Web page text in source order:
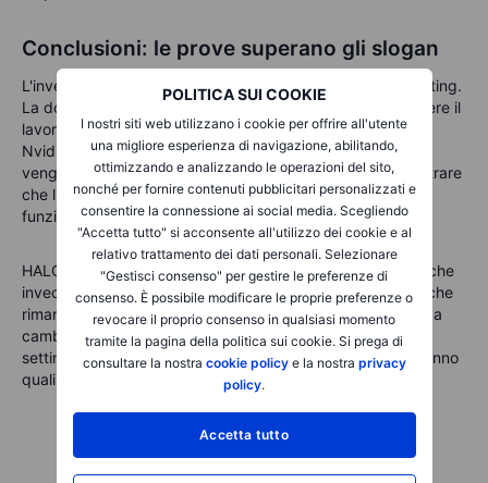
POLITICA SUI COOKIE
I nostri siti web utilizzano i cookie per offrire all'utente
una migliore esperienza di navigazione, abilitando,
ottimizzando e analizzando le operazioni del sito,
nonché per fornire contenuti pubblicitari personalizzati e
consentire la connessione ai social media. Scegliendo
"Accetta tutto" si acconsente all'utilizzo dei cookie e al
relativo trattamento dei dati personali. Selezionare
"Gestisci consenso" per gestire le preferenze di
consenso. È possibile modificare le proprie preferenze o
revocare il proprio consenso in qualsiasi momento
tramite la pagina della politica sui cookie. Si prega di
consultare la nostra cookie policye la nostra privacy
policy.
Accetta tutto
Conclusioni: le prove superano gli slogan
L'investimento nell'IA sta evolvendo dal concept al budgeting.
La domanda cruciale non è "Può questa tecnologia svolgere il
lavoro?" bensì "Chi paga, quanto, e per quanto tempo?"
Nvidia fornisce il parametro più tangibile perché i chip
vengono spediti solo se finanziati. Il software deve dimostrare
che l'IA è un upgrade a pagamento, piuttosto che una
funzionalità gratuita inclusa nel pacchetto.
HALO di Berkshire offre un diverso tipo di comfort: asset che
invecchiano lentamente, come ferrovie e linee elettriche, che
rimangono rilevanti anche se l'applicazione più di tendenza
cambia nel trimestre successivo. I rendiconti di questa
settimana non chiuderanno il dibattito sull'IA, ma mostreranno
quali segmenti hanno il supporto finanziario.